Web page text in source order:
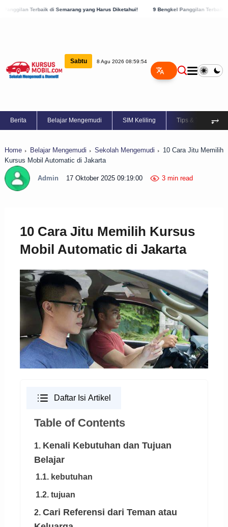
di Semarang yang Harus Diketahui! 9 Bengkel Panggilan Terbaik di
Sabtu 8 Agu 2026 08:59:55
Berita Belajar Mengemudi SIM Keliling Tips & Trik ⥅
Home Belajar Mengemudi Sekolah Mengemudi
10 Cara Jitu Memilih
Kursus Mobil Automatic di Jakarta
Admin 17 Oktober 2025 09:19:00 3 min read
10 Cara Jitu Memilih Kursus
Mobil Automatic di Jakarta
Daftar Isi Artikel
Table of Contents
1. Kenali Kebutuhan dan Tujuan
Belajar
1.1. kebutuhan
1.2. tujuan
2. Cari Referensi dari Teman atau